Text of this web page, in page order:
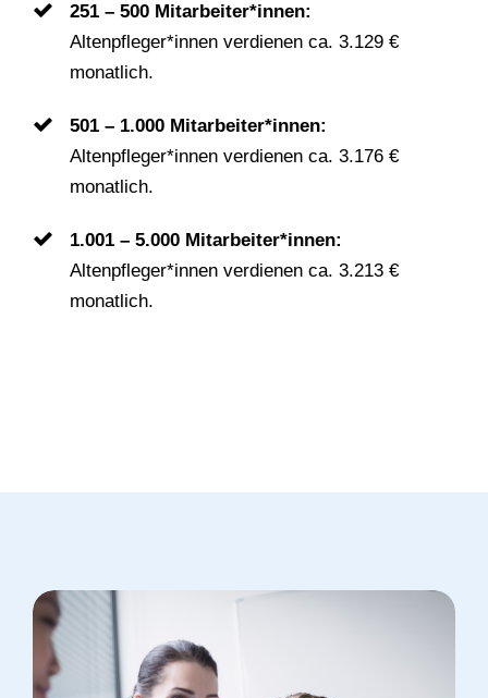
251 – 500 Mitarbeiter*innen:
Altenpfleger*innen verdienen ca. 3.129 €
monatlich.
501 – 1.000 Mitarbeiter*innen:
Altenpfleger*innen verdienen ca. 3.176 €
monatlich.
1.001 – 5.000 Mitarbeiter*innen:
Altenpfleger*innen verdienen ca. 3.213 €
monatlich.